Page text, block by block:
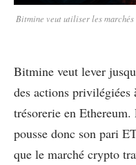
Bitmine veut utiliser les
Bitmine veut lever
des actions
trésorerie en
pousse donc son pari
que le marché crypto